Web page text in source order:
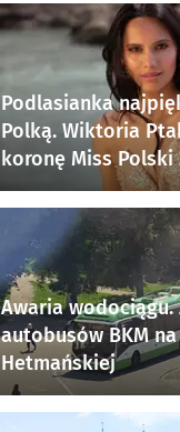
Podlasianka
Polką. Wiktoria
koronę Miss Polski
Awaria wodociągu.
autobusów BKM
Hetmańskiej